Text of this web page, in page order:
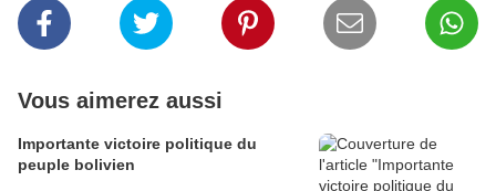
Vous aimerez aussi
Importante victoire politique du
peuple bolivien